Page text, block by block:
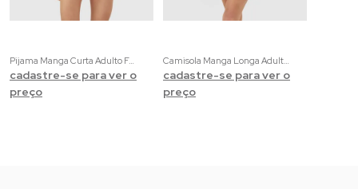
Pijama Manga Curta Adulto Feminino Estampado e Liso
cadastre-se para ver o
preço
Camisola Manga Longa Adulto Feminino Estampado
cadastre-se para ver o
preço